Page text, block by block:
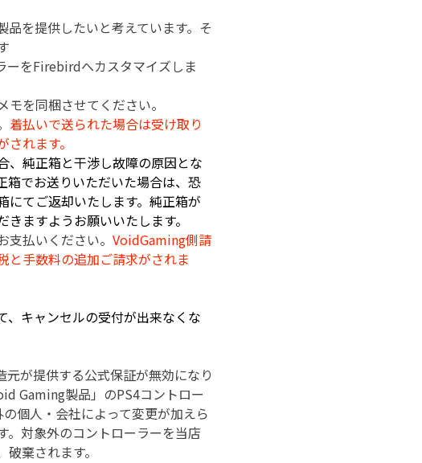
を提供したいと考えています。そ
ーをFirebirdへカスタマイズしま
を同梱させてください。
着払いで送られた場合は受け取り
れます。
、純正箱と干渉し故障の原因とな
箱でお送りいただいた場合は、恐
にてご返却いたします。純正箱が
ますようお願いいたします。
払いください。 VoidGaming側請
と手数料の追加ご請求がされま
キャンセルの受付が出来なくな
が提供する公式保証が無効になり
Gaming製品」のPS4コントロー
個人・会社によって変更が加えら
。対象外のコントローラーを当店
棄されます。